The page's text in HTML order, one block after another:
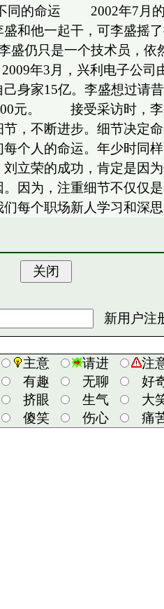
的命运 2002年7月的
盛和他一起干，可李
仍只是一个技术员，
年3月，兴利电子公司
身家15亿。李盛想过请
元。 接受采访时，李
节，不断进步。细节决
个人的命运。年少时同
立荣的成功，肯定是因
因为，注重细节不仅仅
每个职场新人学习和深思
新用户注
主意 请进
注
有趣 无聊 好
挤眼 生气 大
傻笑 伤心 痛